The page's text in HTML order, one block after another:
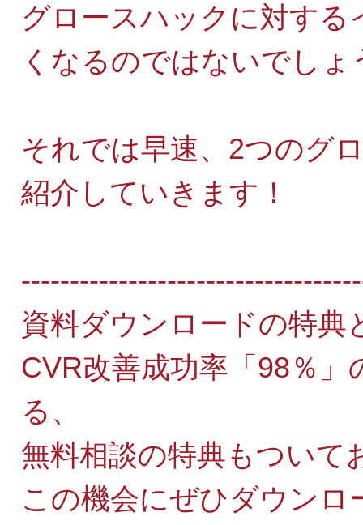
グロースハックに対す
くなるのではないでしょ
それでは早速、2つのグ
紹介していきます！
資料ダウンロードの特典
CVR改善成功率「98％
る、
無料相談の特典もついて
この機会にぜひダウン